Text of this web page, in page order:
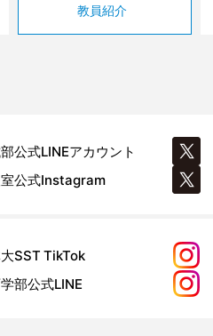
教員紹介
公式LINEアカウント
公式Instagram
SSTTikTok
部公式LINE